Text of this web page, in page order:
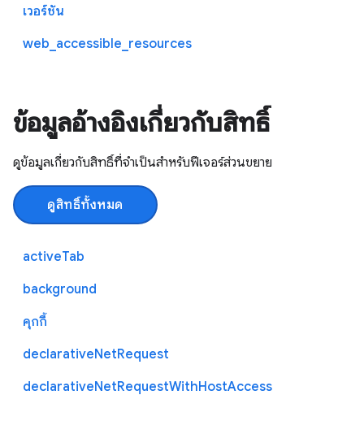
เวอร์ชัน
web_accessible_resources
ข้อมูลอ้างอิงเกี่ยวกับสิทธิ์
ดูข้อมูลเกี่ยวกับสิทธิ์ที่จำเป็นสำหรับฟีเจอร์ส่วนขยาย
ดูสิทธิ์ทั้งหมด
activeTab
background
คุกกี้
declarativeNetRequest
declarativeNetRequestWithHostAccess